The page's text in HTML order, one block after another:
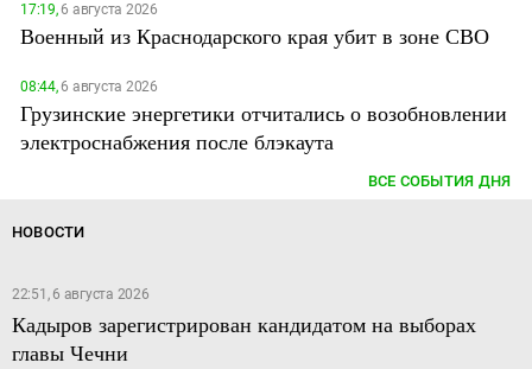
17:19,6 августа 2026
Военный из Краснодарского края убит в зоне СВО
08:44,6 августа 2026
Грузинские энергетики отчитались о возобновлении
электроснабжения после блэкаута
ВСЕ СОБЫТИЯ ДНЯ
НОВОСТИ
22:51, 6 августа 2026
Кадыров зарегистрирован кандидатом на выборах
главы Чечни